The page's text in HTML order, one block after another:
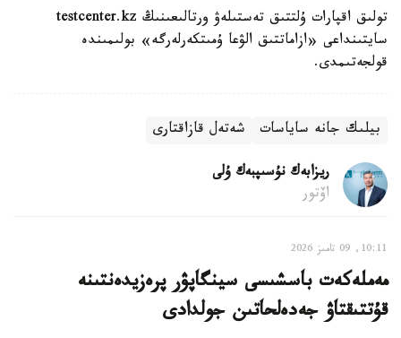
تولىق اقپارات ۇلتتىق تەستىلەۋ ورتالىعىنىڭ testcenter.kz
سايتىنداعى «ازاماتتىق الۋعا ۇمىتكەرلەرگە» بولىمىندە
قولجەتىمدى.
بيلىك جانە ساياسات شەتەل قازاقتارى
ريزابەك نۇسىپبەك ۇلى
اۆتور
10:11, 09 تامىز 2026
مەملەكەت باسشىسى سينگاپۋر پرەزيدەنتىنە
قۇتتىقتاۋ جەدەلحاتىن جولدادى